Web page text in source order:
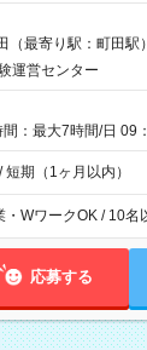
験 8:30～17:30（休
円＋交通費 ※当日の
試験 7:00～13:30（
×6時間＝日収8,400円
（最寄り駅：町田駅）
運営センター
間：最大7時間/日
なります。
期（1ヶ月以内）
・WワークOK / 10名
応募する